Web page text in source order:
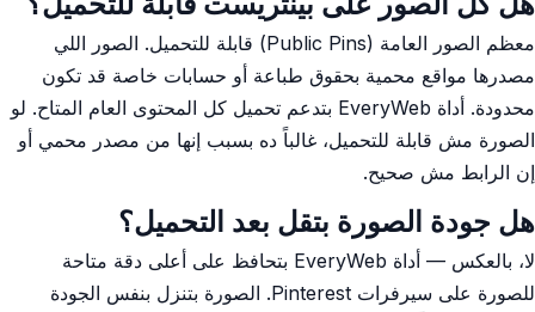
معظم الصور العامة (Public Pins) قابلة للتحميل. الصور اللي
مصدرها مواقع محمية بحقوق طباعة أو حسابات خاصة قد تكون
محدودة. أداة EveryWeb بتدعم تحميل كل المحتوى العام المتاح. لو
الصورة مش قابلة للتحميل، غالباً ده بسبب إنها من مصدر محمي أو
إن الرابط مش صحيح.
هل جودة الصورة بتقل بعد التحميل؟
لا، بالعكس — أداة EveryWeb بتحافظ على أعلى دقة متاحة
للصورة على سيرفرات Pinterest. الصورة بتنزل بنفس الجودة